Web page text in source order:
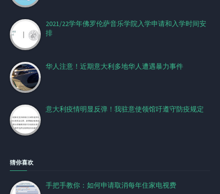
2021/22学年佛罗伦萨音乐学院入学申请和入学时间安
排
华人注意！近期意大利多地华人遭遇暴力事件
意大利疫情明显反弹！我驻意使领馆吁遵守防疫规定
猜你喜欢
手把手教你：如何申请取消每年住家电视费